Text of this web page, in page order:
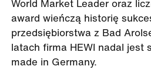
World Market Leader oraz
award wieńczą historię
przedsiębiorstwa z Bad
latach firma HEWI nadal jest
made in Germany.